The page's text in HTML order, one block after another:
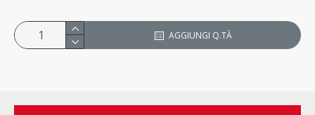
AGGIUNGI Q.TÀ